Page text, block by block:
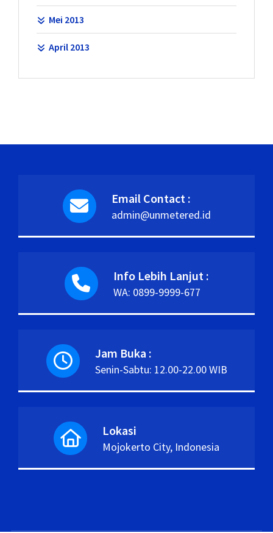
Mei 2013
April 2013
Email Contact :
admin@unmetered.id
Info Lebih Lanjut :
WA: 0899-9999-677
Jam Buka :
Senin-Sabtu: 12.00-22.00 WIB
Lokasi
Mojokerto City, Indonesia